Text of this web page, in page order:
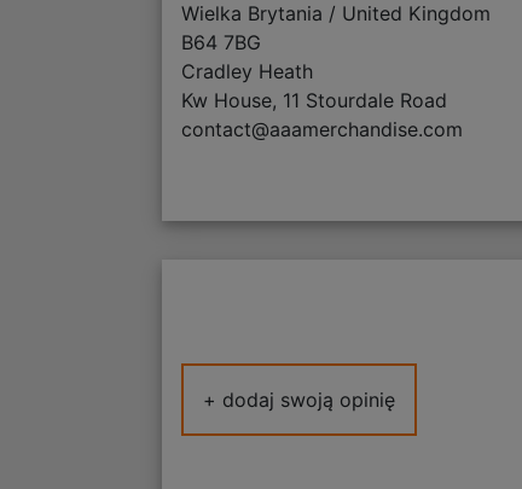
Wielka Brytania / United Kingdom
B64 7BG
Cradley Heath
Kw House, 11 Stourdale Road
contact@aaamerchandise.com
+ dodaj swoją opinię